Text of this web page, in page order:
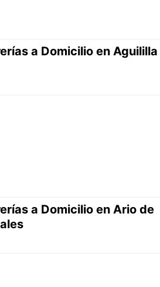
a Domicilio en Aguililla
a Domicilio en Ario de